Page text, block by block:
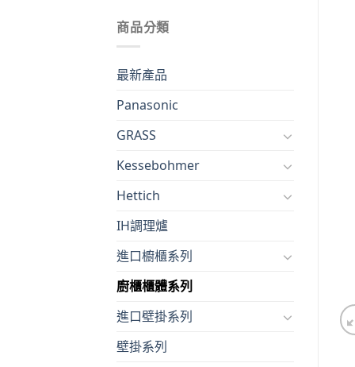
鍵
字:
商品分類
最新產品
Panasonic
GRASS
Kessebohmer
Hettich
IH調理爐
進口櫥櫃系列
廚櫃櫃體系列
進口壁掛系列
壁掛系列